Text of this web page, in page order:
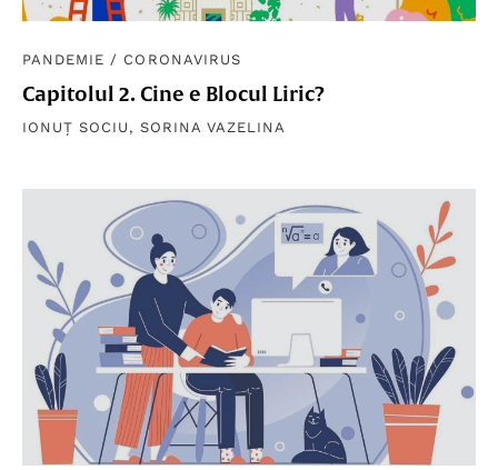
PANDEMIE / CORONAVIRUS
Capitolul 2. Cine e Blocul Liric?
IONUȚ SOCIU , SORINA VAZELINA